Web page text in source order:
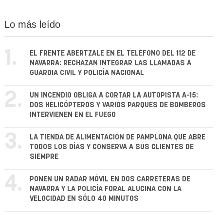
Lo más leído
1.
EL FRENTE ABERTZALE EN EL TELÉFONO DEL 112 DE
NAVARRA: RECHAZAN INTEGRAR LAS LLAMADAS A
GUARDIA CIVIL Y POLICÍA NACIONAL
2.
UN INCENDIO OBLIGA A CORTAR LA AUTOPISTA A-15:
DOS HELICÓPTEROS Y VARIOS PARQUES DE BOMBEROS
INTERVIENEN EN EL FUEGO
3.
LA TIENDA DE ALIMENTACIÓN DE PAMPLONA QUE ABRE
TODOS LOS DÍAS Y CONSERVA A SUS CLIENTES DE
SIEMPRE
4.
PONEN UN RADAR MÓVIL EN DOS CARRETERAS DE
NAVARRA Y LA POLICÍA FORAL ALUCINA CON LA
VELOCIDAD EN SÓLO 40 MINUTOS